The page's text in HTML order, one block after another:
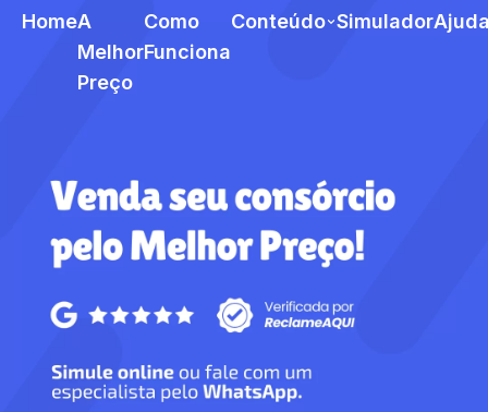
HomeA
Melhor
Preço
Como
Funciona
Conteúdo Simulador